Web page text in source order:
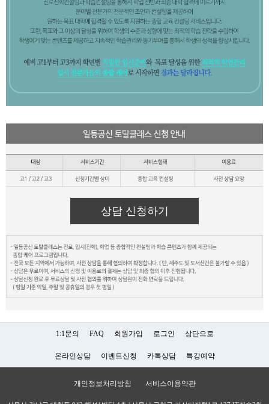
상담 신청하기
1:1문의 FAQ 회원가입 로그인 상단으로
온라인상담 이벤트신청 카톡상담 특강예약
개인정보처리방침 서비스이용약관